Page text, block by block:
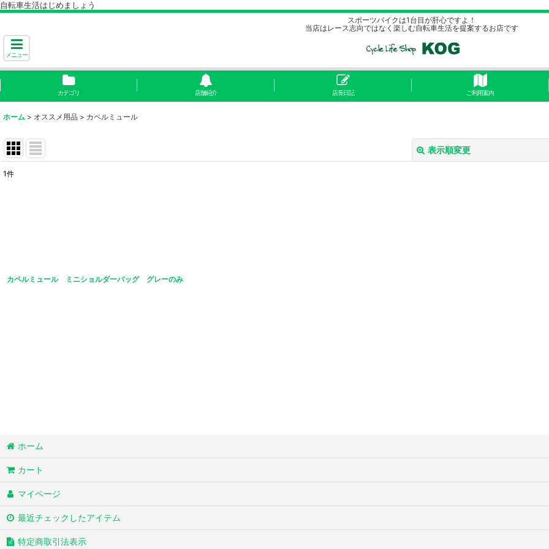
自転車生活はじめましょう
スポーツバイクは1台目が肝心ですよ！
当店はレース志向ではなく楽しむ自転車生活を提案するお店です
メニュー
カテゴリ 店舗紹介 店長日記 ご利用案内
ホーム > オススメ用品 > カペルミュール
表示順変更
1件
カペルミュール ミニショルダーバッグ グレーのみ
ホーム
カート
マイページ
最近チェックしたアイテム
特定商取引法表示